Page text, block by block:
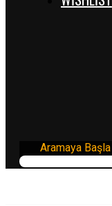
Aramaya Başla